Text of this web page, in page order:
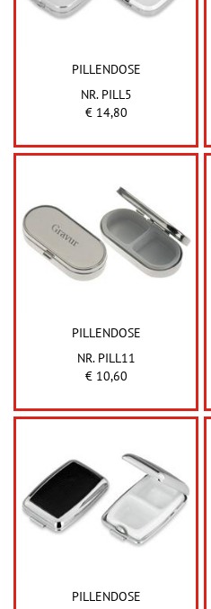
PILLENDOSE
NR. PILL5
€ 14,80
PILLENDOSE
NR. PILL11
€ 10,60
PILLENDOSE